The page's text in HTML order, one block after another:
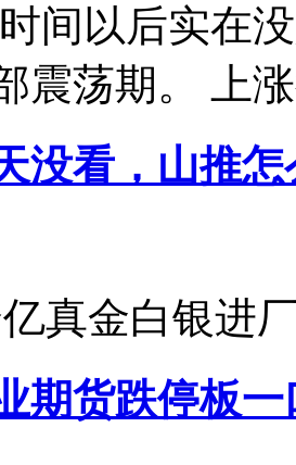
间以后实在
震荡期。 上
没看，山推
真金白银进
期货跌停板一